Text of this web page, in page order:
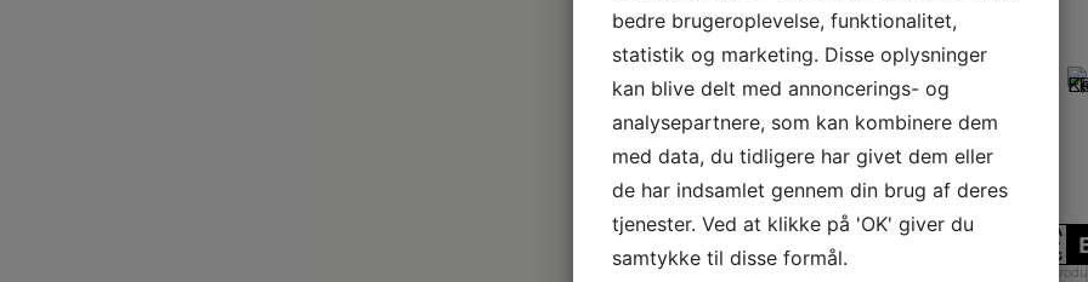
A
↑
G
bedre brugeroplevelse, funktionalitet,
statistik og marketing. Disse oplysninger
kan blive delt med annoncerings- og
analysepartnere, som kan kombinere dem
med data, du tidligere har givet dem eller
de har indsamlet gennem din brug af deres
tjenester. Ved at klikke på 'OK' giver du
samtykke til disse formål.